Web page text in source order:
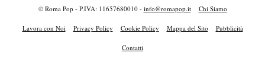
© Roma Pop - P.IVA: 11657680010 - info@romapop.it Chi Siamo
Lavora con Noi Privacy Policy Cookie Policy Mappa del Sito Pubblicità
Contatti